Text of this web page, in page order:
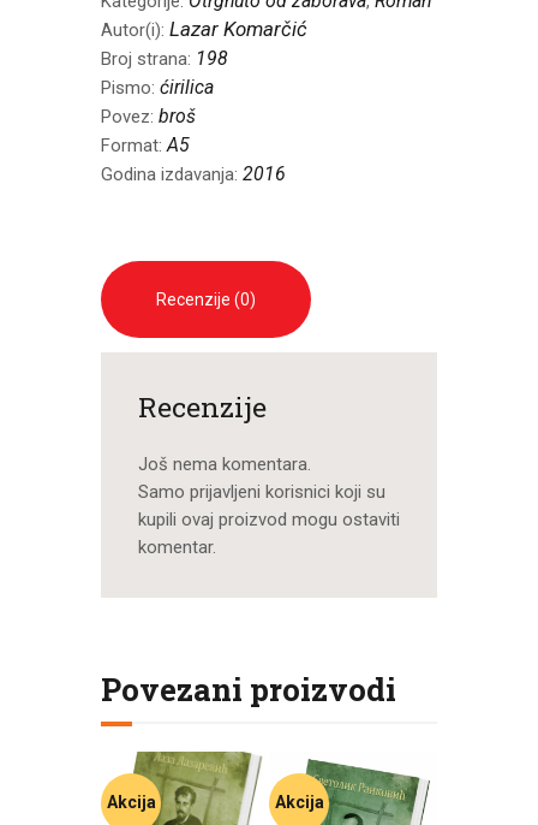
Autor(i): Lazar Komarčić
Broj strana: 198
Pismo: ćirilica
Povez: broš
Format:A5
Godina izdavanja: 2016
Recenzije (0)
Recenzije
Još nema komentara.
Samo prijavljeni korisnici koji su
kupili ovaj proizvod mogu ostaviti
komentar.
Povezani proizvodi
Akcija Akcija